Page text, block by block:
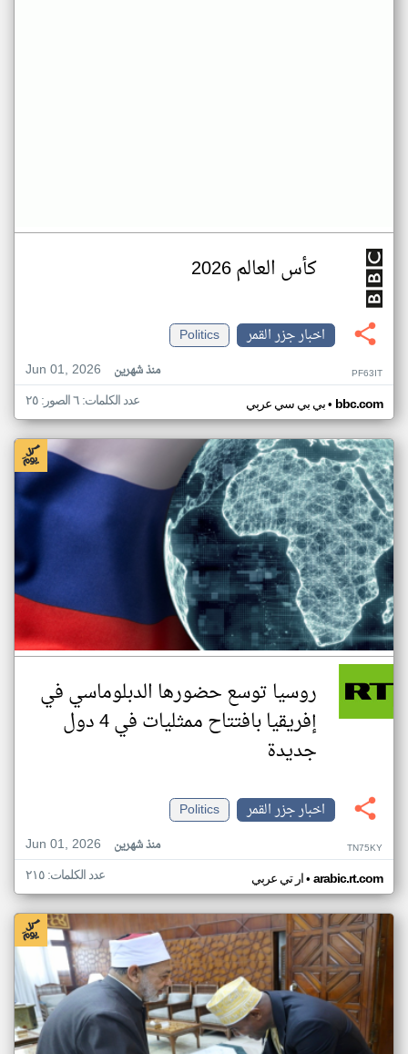
كأس العالم 2026
اخبار جزر القمر
Politics
Jun 01, 2026
منذ شهرين PF63IT
بي بي سي عربي• bbc.com عدد الكلمات: ٦ الصور: ٢٥
روسيا توسع حضورها الدبلوماسي في
إفريقيا بافتتاح ممثليات في 4 دول
جديدة
اخبار جزر القمر
Politics
Jun 01, 2026
منذ شهرين TN75KY
ار تي عربي• arabic.rt.com عدد الكلمات: ٢١٥